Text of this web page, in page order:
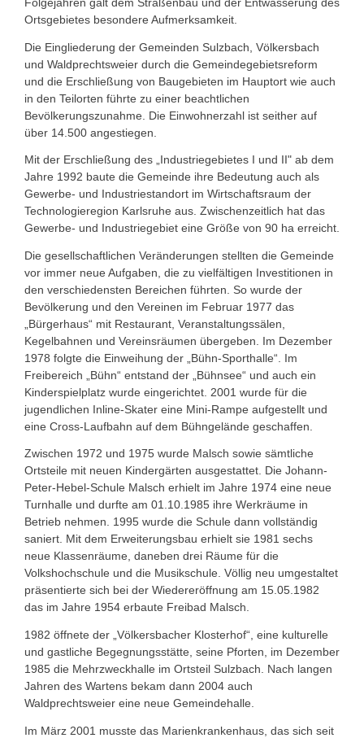
Ortsgebietes besondere Aufmerksamkeit.
Die Eingliederung der Gemeinden Sulzbach, Völkersbach
und Waldprechtsweier durch die Gemeindegebietsreform
und die Erschließung von Baugebieten im Hauptort wie auch
in den Teilorten führte zu einer beachtlichen
Bevölkerungszunahme. Die Einwohnerzahl ist seither auf
über 14.500 angestiegen.
Mit der Erschließung des „Industriegebietes I und II" ab dem
Jahre 1992 baute die Gemeinde ihre Bedeutung auch als
Gewerbe- und Industriestandort im Wirtschaftsraum der
Technologieregion Karlsruhe aus. Zwischenzeitlich hat das
Gewerbe- und Industriegebiet eine Größe von 90 ha erreicht.
Die gesellschaftlichen Veränderungen stellten die Gemeinde
vor immer neue Aufgaben, die zu vielfältigen Investitionen in
den verschiedensten Bereichen führten. So wurde der
Bevölkerung und den Vereinen im Februar 1977 das
„Bürgerhaus“ mit Restaurant, Veranstaltungssälen,
Kegelbahnen und Vereinsräumen übergeben. Im Dezember
1978 folgte die Einweihung der „Bühn-Sporthalle“. Im
Freibereich „Bühn“ entstand der „Bühnsee“ und auch ein
Kinderspielplatz wurde eingerichtet. 2001 wurde für die
jugendlichen Inline-Skater eine Mini-Rampe aufgestellt und
eine Cross-Laufbahn auf dem Bühngelände geschaffen.
Zwischen 1972 und 1975 wurde Malsch sowie sämtliche
Ortsteile mit neuen Kindergärten ausgestattet. Die Johann-
Peter-Hebel-Schule Malsch erhielt im Jahre 1974 eine neue
Turnhalle und durfte am 01.10.1985 ihre Werkräume in
Betrieb nehmen. 1995 wurde die Schule dann vollständig
saniert. Mit dem Erweiterungsbau erhielt sie 1981 sechs
neue Klassenräume, daneben drei Räume für die
Volkshochschule und die Musikschule. Völlig neu umgestaltet
präsentierte sich bei der Wiedereröffnung am 15.05.1982
das im Jahre 1954 erbaute Freibad Malsch.
1982 öffnete der „Völkersbacher Klosterhof“, eine kulturelle
und gastliche Begegnungsstätte, seine Pforten, im Dezember
1985 die Mehrzweckhalle im Ortsteil Sulzbach. Nach langen
Jahren des Wartens bekam dann 2004 auch
Waldprechtsweier eine neue Gemeindehalle.
Im März 2001 musste das Marienkrankenhaus, das sich seit